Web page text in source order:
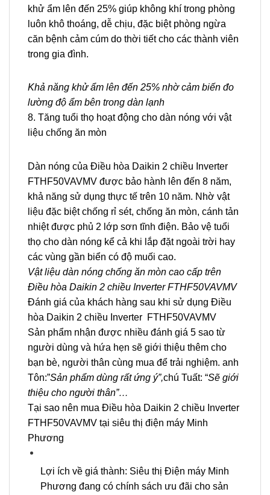
khử ẩm lên đến 25% giúp không khí trong phòng
luôn khô thoáng, dễ chịu, đặc biệt phòng ngừa
căn bệnh cảm cúm do thời tiết cho các thành viên
trong gia đình.
Khả năng khử ẩm lên đến 25% nhờ cảm biến đo
lường độ ẩm bên trong dàn lạnh
8. Tăng tuổi thọ hoạt động cho dàn nóng với vật
liệu chống ăn mòn
Dàn nóng của Điều hòa Daikin 2 chiều Inverter
FTHF50VAVMV được bảo hành lên đến 8 năm,
khả năng sử dụng thực tế trên 10 năm. Nhờ vật
liệu đặc biệt chống rỉ sét, chống ăn mòn, cánh tản
nhiệt được phủ 2 lớp sơn tĩnh điện. Bảo vệ tuổi
thọ cho dàn nóng kể cả khi lắp đặt ngoài trời hay
các vùng gần biển có độ muối cao.
Vật liệu dàn nóng chống ăn mòn cao cấp trên
Điều hòa Daikin 2 chiều Inverter FTHF50VAVMV
Đánh giá của khách hàng sau khi sử dụng Điều
hòa Daikin 2 chiều Inverter FTHF50VAVMV
Sản phẩm nhận được nhiều đánh giá 5 sao từ
người dùng và hứa hẹn sẽ giới thiệu thêm cho
bạn bè, người thân cùng mua để trải nghiệm. anh
Tôn:”Sản phẩm dùng rất ứng ý”,chú Tuất: “Sẽ giới
thiệu cho người thân”…
Tại sao nên mua Điều hòa Daikin 2 chiều Inverter
FTHF50VAVMV tại siêu thị điện máy Minh
Phương
Lợi ích về giá thành: Siêu thị Điện máy Minh
Phương đang có chính sách ưu đãi cho sản